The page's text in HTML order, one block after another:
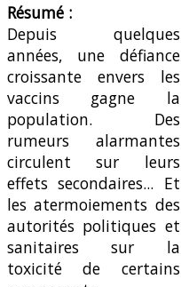
Résumé :
Depuis quelques
années, une défiance
croissante envers les
vaccins gagne la
population. Des
rumeurs alarmantes
circulent sur leurs
effets secondaires... Et
les atermoiements des
autorités politiques et
sanitaires sur la
toxicité de certains